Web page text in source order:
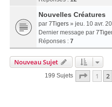
Nouvelles Créatures
par 7Tigers » jeu. 10 avr.
Dernier message par
Réponses : 7
Nouveau Sujet
199 Sujets Page 1
1 2